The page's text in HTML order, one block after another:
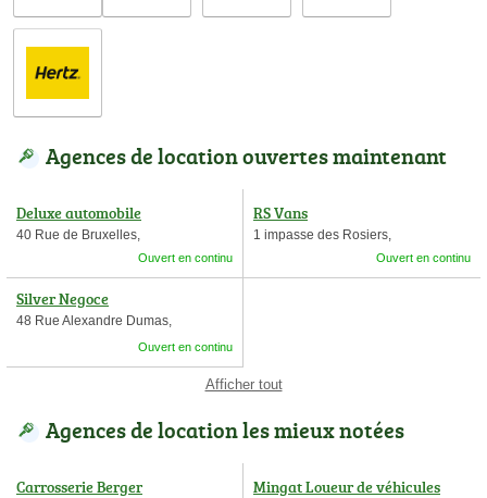
Agences de location ouvertes maintenant
Deluxe automobile
40 Rue de Bruxelles,
Ouvert en continu
RS Vans
1 impasse des Rosiers,
Ouvert en continu
Silver Negoce
48 Rue Alexandre Dumas,
Ouvert en continu
Afficher tout
Agences de location les mieux notées
Carrosserie Berger Mingat Loueur de véhicules